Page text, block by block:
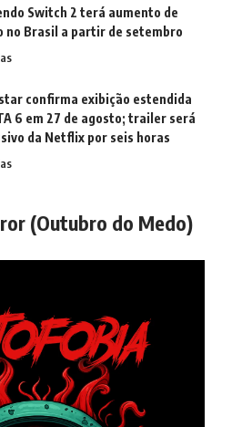
Switch 2 terá aumento de
no Brasil a partir de setembro
confirma exibição estendida
6 em 27 de agosto; trailer será
da Netflix por seis horas
(Outubro do Medo)